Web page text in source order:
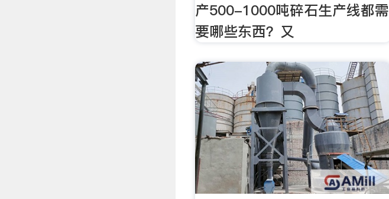
产500-1000吨碎石生产线都需
要哪些东西？又